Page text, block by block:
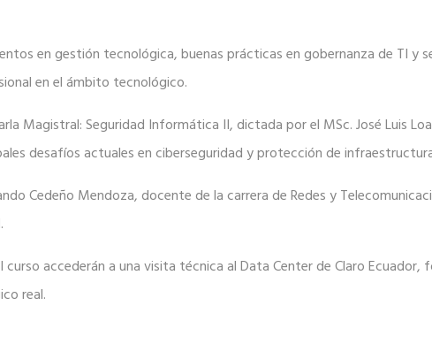
en gestión tecnológica, buenas prácticas en gobernanza de TI y
en el ámbito tecnológico.
Magistral: Seguridad Informática II, dictada por el MSc. José Luis
desafíos actuales en ciberseguridad y protección de
Cedeño Mendoza, docente de la carrera de Redes y
accederán a una visita técnica al Data Center de Claro
real.